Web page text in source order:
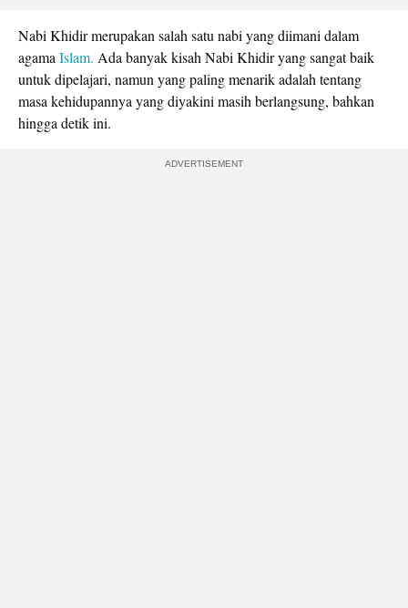
Nabi Khidir merupakan salah satu nabi yang diimani dalam
agamaIslam. Ada banyak kisah Nabi Khidir yang sangat baik
untuk dipelajari, namun yang paling menarik adalah tentang
masa kehidupannya yang diyakini masih berlangsung, bahkan
hingga detik ini.
ADVERTISEMENT